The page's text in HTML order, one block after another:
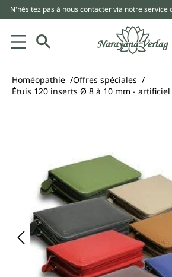
principal
N'hésitez pas à nous contacter via notre service
Homéopathie
Offres spéciales
Étuis 120 inserts Ø 8 à 10 mm -